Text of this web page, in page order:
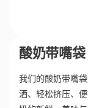
酸奶带嘴袋
我们的酸奶带嘴
洒、轻松挤压、